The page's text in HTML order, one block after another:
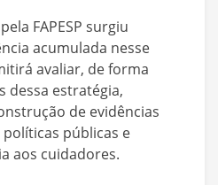
FAPESP surgiu
acumulada nesse
avaliar, de forma
dessa estratégia,
de evidências
públicas e
aos cuidadores.